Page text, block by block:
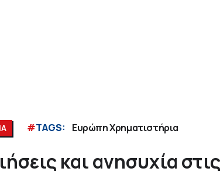
#TAGS: Ευρώπη Χρηματιστήρια
και ανησυχία